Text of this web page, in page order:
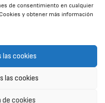
de consentimiento en cualquier
y obtener más información
cookies
las cookies
de cookies